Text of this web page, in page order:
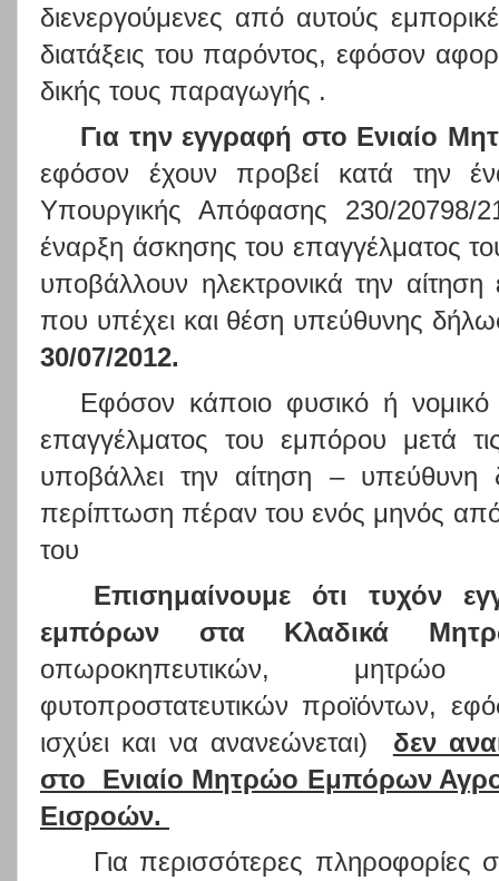
διενεργούμενες από αυτούς
διατάξεις του παρόντος, εφόσον
δικής τους παραγωγής .
Για την εγγραφή στο Ενιαίο
εφόσον έχουν προβεί κατά την
Υπουργικής Απόφασης 230/
έναρξη άσκησης του επαγγέλματος
υποβάλλουν ηλεκτρονικά την
που υπέχει και θέση υπεύθυνης
30/07/2012.
Εφόσον κάποιο φυσικό ή
επαγγέλματος του εμπόρου μετά
υποβάλλει την αίτηση –
περίπτωση πέραν του ενός μηνός
του
Επισημαίνουμε ότι τυχόν
εμπόρων στα Κλαδικά
οπωροκηπευτικών, μητρώο
φυτοπροστατευτικών προϊόντων,
ισχύει και να ανανεώνεται) δεν
στο Ενιαίο Μητρώο Εμπόρων
Εισροών.
Για περισσότερες πληροφορίες